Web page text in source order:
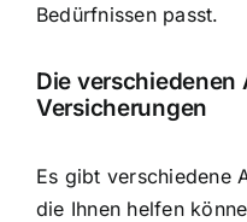
Bedürfnissen passt.
Die verschiedenen
Versicherungen
Es gibt verschiedene
die Ihnen helfen